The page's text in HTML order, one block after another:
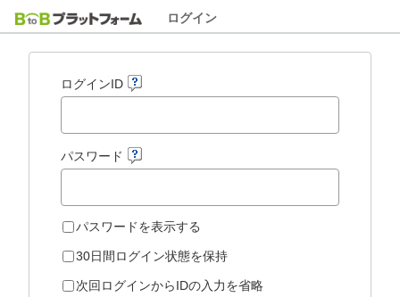
ログイン
ログインID
パスワード
パスワードを表示する
30日間ログイン状態を保持
次回ログインからIDの入力を省略